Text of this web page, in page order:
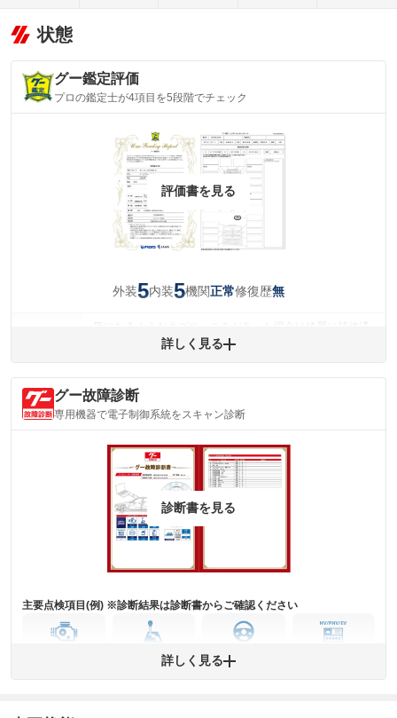
状態
グー鑑定評価
プロの鑑定士が4項目を5段階でチェック
評価書を見る
外装5内装5機関正常修復歴無
みですが、 小さなキズやヘコミが残っている場合もありま
内装
(内装状態)
気になる汚れ等がない綺麗な室内を保っています。
主要機関に不具合はありません。
詳細は鑑定書をご確認ください。
※グー鑑定は保証サービスではございません。購入時は必ず現車をご確認
および表示項目が異なる場合がございます。
す。車両情報等の詳細は各販売店へお問い合わせ下さい。
詳しく見る
グー故障診断
専用機器で電子制御系統をスキャン診断
診断書を見る
主要点検項目(例) ※診断結果は診断書からご確認ください
ミッション
ステアリング
詳しく見る